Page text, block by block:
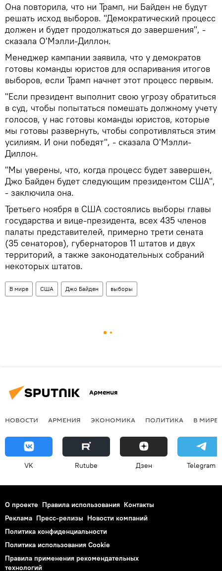
Она повторила, что ни Трамп, ни Байден не будут
решать исход выборов. "Демократический процесс
должен и будет продолжаться до завершения", -
сказала О'Мэлли-Диллон.
Менеджер кампании заявила, что у демократов
готовы команды юристов для оспаривания итогов
выборов, если Трамп начнет этот процесс первым.
"Если президент выполнит свою угрозу обратиться
в суд, чтобы попытаться помешать должному учету
голосов, у нас готовы команды юристов, которые
мы готовы развернуть, чтобы сопротивляться этим
усилиям. И они победят", - сказала О'Мэлли-
Диллон.
"Мы уверены, что, когда процесс будет завершен,
Джо Байден будет следующим президентом США",
- заключила она.
Третьего ноября в США состоялись выборы главы
государства и вице-президента, всех 435 членов
палаты представителей, примерно трети сената
(35 сенаторов), губернаторов 11 штатов и двух
территорий, а также законодательных собраний
некоторых штатов.
В мире США Джо Байден выборы
Армения
НОВОСТИ АРМЕНИЯ ЭКОНОМИКА ПОЛИТИКА В МИРЕ
VK Rutube Дзен Telegram
О проекте Правила использования Контакты
Реклама Пресс-релизы Новости компаний
Политика конфиденциальности
Политика использования Cookie
Правила применения рекомендательных
технологий